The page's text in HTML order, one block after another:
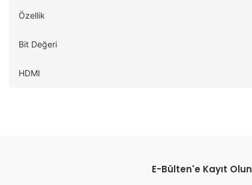
Özellik
Bit Değeri
HDMI
E-Bülten'e Kayıt Olun